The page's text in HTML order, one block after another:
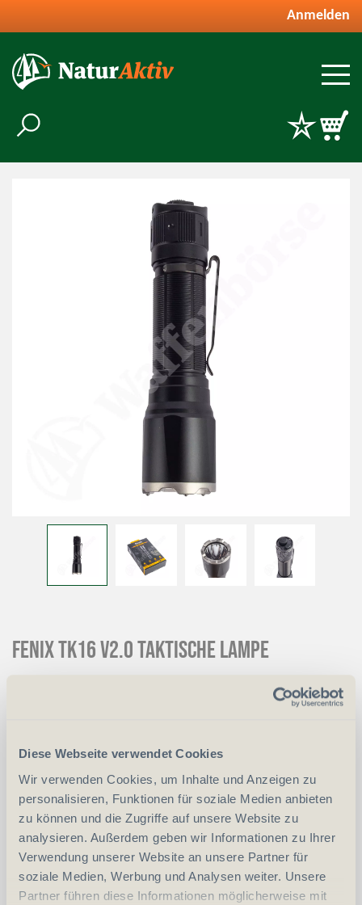
Diese Webseite verwendet Cookies
Wir verwenden Cookies, um Inhalte und Anzeigen zu
personalisieren, Funktionen für soziale Medien anbieten
zu können und die Zugriffe auf unsere Website zu
analysieren. Außerdem geben wir Informationen zu Ihrer
Verwendung unserer Website an unsere Partner für
soziale Medien, Werbung und Analysen weiter. Unsere
Partner führen diese Informationen möglicherweise mit
Anmelden
FENIX TK16 V2.0 Taktische Lampe
vergleichen
Anzahl Stück -
In den Warenkorb